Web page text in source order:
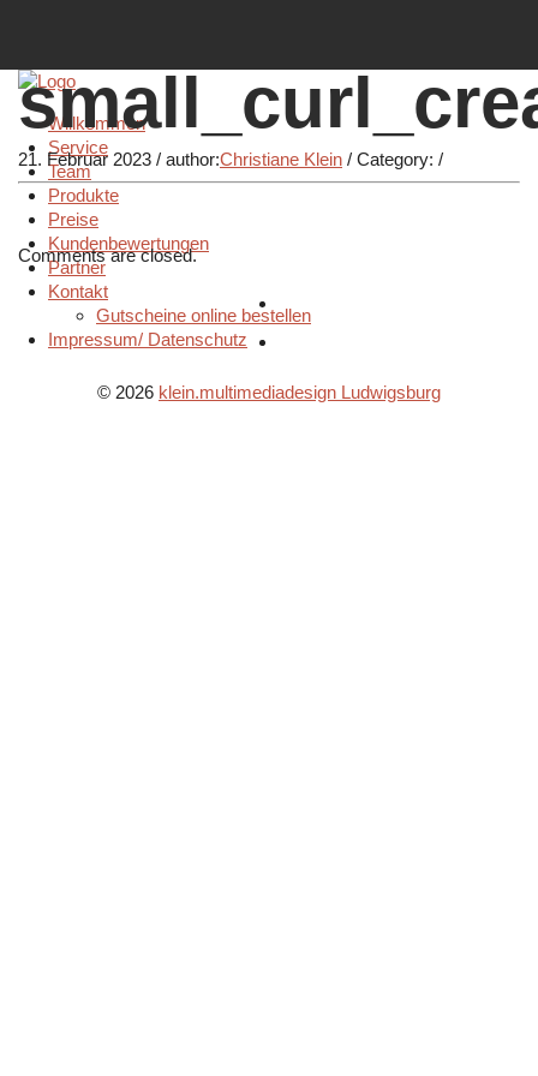
Willkommen
Service
Team
Produkte
Preise
Kundenbewertungen
Partner
Kontakt
Gutscheine online bestellen
Impressum/ Datenschutz
21. Februar 2023 / author:Christiane Klein / Category: /
Comments are closed.
© 2026 klein.multimediadesign Ludwigsburg